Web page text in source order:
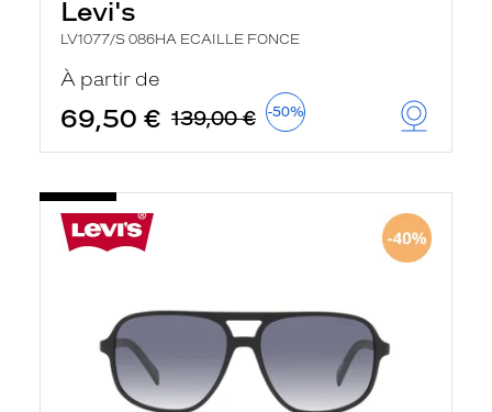
Levi's
LV1077/S 086HA ECAILLE FONCE
À partir de
69,50 € 139,00 € -50%